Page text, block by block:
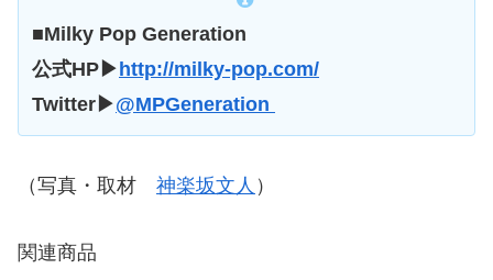
■Milky Pop Generation
公式HP▶ http://milky-pop.com/
Twitter▶@MPGeneration
（写真・取材 神楽坂文人 ）
関連商品